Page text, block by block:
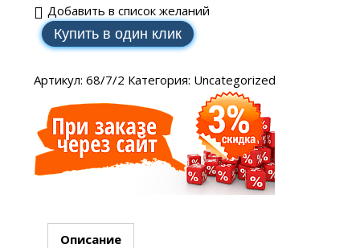
Добавить в список желаний
Купить в один клик
Артикул: 68/7/2 Категория: Uncategorized
Описание